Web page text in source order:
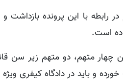
رابطه با این پرونده بازداشت
است.
و باید در دادگاه کیفری